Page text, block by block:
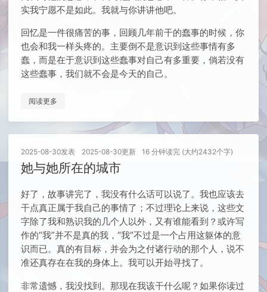
实我宁愿不是如此。我就与你讲讲他吧。
回忆是一件很痛苦的事，回顾几年前干的蠢事的时候，你
也会和我一样头疼的。主要倒不是意识到这些事情有多
蠢，而是在于意识到这些蠢事对自己有多重要，倘若没有
这些蠢事，我们就不会是今天的自己。
阅读更多
2025-08-30发表 2025-08-30更新 16 分钟读完 (大约2432个字)
她与她所在的城市
好了，故事讲完了，我没有什么话可以说了。我也应该去
干点真正属于我自己的事情了；不过理论上来说，这些文
字除了我和熟识我的几个人以外，又有谁能看到？或许写
作的“我”并不是真的我，“我”不过是一个占用这躯体的意
识而已。真的有目标，并会为之付诸行动的那个人，说不
准还真存在在我的身体上。我可以开始寻找了。
非常遗憾，我没找到。那现在我该干什么呢？如果你读过